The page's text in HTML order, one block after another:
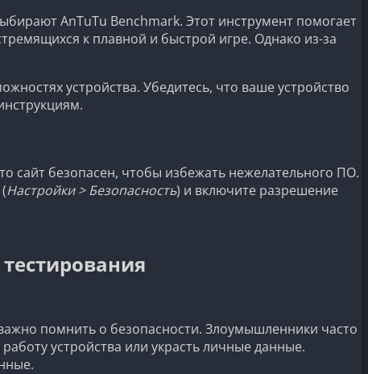
AnTuTu Benchmark. Этот инструмент помогает
к плавной и быстрой игре. Однако из-за
устройства. Убедитесь, что ваше устройство
сайт безопасен, чтобы избежать нежелательного ПО.
Настройки > Безопасность) и включите разрешение
помнить о безопасности. Злоумышленники часто
устройства или украсть личные данные.